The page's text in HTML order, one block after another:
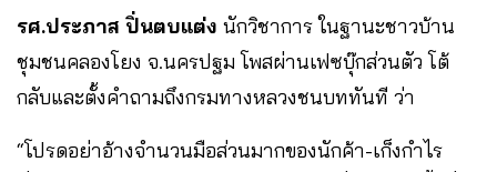
รศ.ประภาส ปิ่นตบแต่ง นักวิชาการ ในฐานะชาวบ้าน
ชุมชนคลองโยง จ.นครปฐม โพสผ่านเฟซบุ๊กส่วนตัว โต้
กลับและตั้งคำถามถึงกรมทางหลวงชนบททันที ว่า
“โปรดอย่าอ้างจำนวนมือส่วนมากของนักค้า-เก็งกำไร